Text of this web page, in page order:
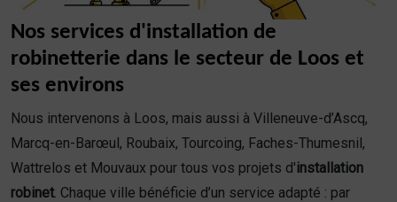
Nos services d'installation de
robinetterie dans le secteur de Loos et
ses environs
Nous intervenons à Loos, mais aussi à Villeneuve-d’Ascq,
Marcq-en-Barœul, Roubaix, Tourcoing, Faches-Thumesnil,
Wattrelos et Mouvaux pour tous vos projets d'installation
robinet. Chaque ville bénéficie d’un service adapté : par